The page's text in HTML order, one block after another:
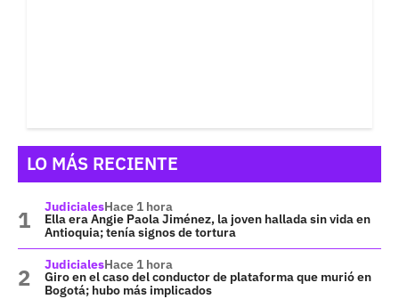
LO MÁS RECIENTE
JudicialesHace 1 hora
Ella era Angie Paola Jiménez, la joven hallada sin vida en
Antioquia; tenía signos de tortura
JudicialesHace 1 hora
Giro en el caso del conductor de plataforma que murió en
Bogotá; hubo más implicados